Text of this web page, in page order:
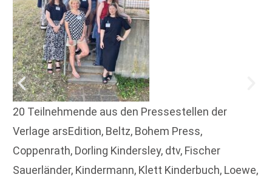
20 Teilnehmende aus den Pressestellen der
Verlage arsEdition, Beltz, Bohem Press,
Coppenrath, Dorling Kindersley, dtv, Fischer
Sauerländer, Kindermann, Klett Kinderbuch, Loewe,